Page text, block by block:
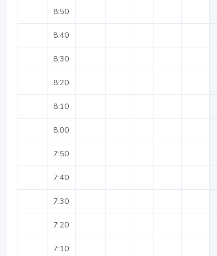
8:50
8:40
8:30
8:20
8:10
8:00
7:50
7:40
7:30
7:20
7:10